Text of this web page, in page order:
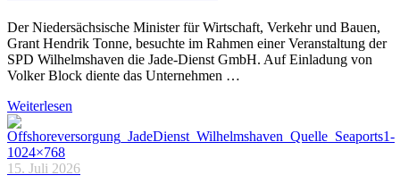
Der Niedersächsische Minister für Wirtschaft, Verkehr und Bauen,
Grant Hendrik Tonne, besuchte im Rahmen einer Veranstaltung der
SPD Wilhelmshaven die Jade-Dienst GmbH. Auf Einladung von
Volker Block diente das Unternehmen …
Weiterlesen
15. Juli 2026